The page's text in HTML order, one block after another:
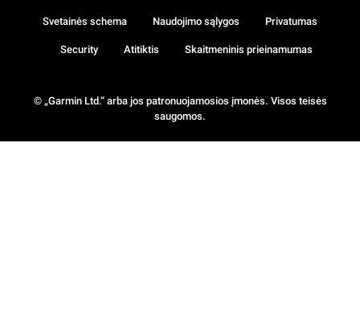
© „Garmin Ltd.“ arba jos patronuojamosios įmonės. Visos teisės
saugomos.
Svetainės schema Naudojimo sąlygos Privatumas
Security Atitiktis Skaitmeninis prieinamumas